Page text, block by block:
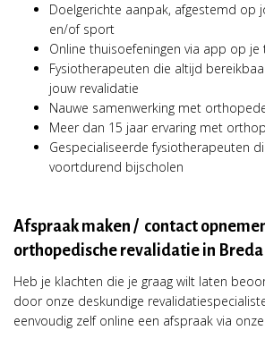
Doelgerichte aanpak, afgestemd op
en/of sport
Online thuisoefeningen via app op je
Fysiotherapeuten die altijd
jouw revalidatie
Nauwe samenwerking met
Meer dan 15 jaar ervaring met
Gespecialiseerde fysiotherapeuten
voortdurend bijscholen
Afspraak maken / contact
orthopedische revalidatie in Breda
Heb je klachten die je graag wilt laten
door onze deskundige
eenvoudig zelf online een afspraak via